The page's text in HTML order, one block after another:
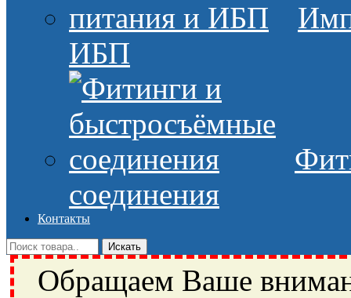
ИБП
соединения
Контакты
Обращаем Ваше